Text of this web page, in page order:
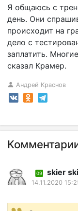
Я общаюсь с
день. Они
происходит на
дело с
заплатить.
сказал Крамер.
Андрей Краснов
09 skier
14.11.2020